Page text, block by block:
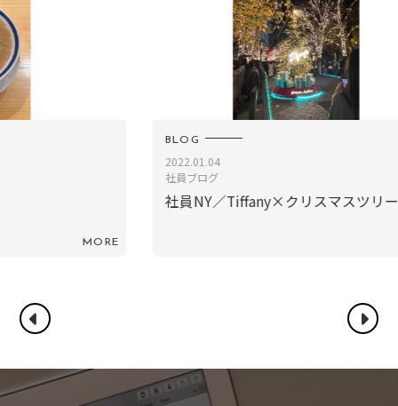
社員NY／Tiffany×クリスマスツリー